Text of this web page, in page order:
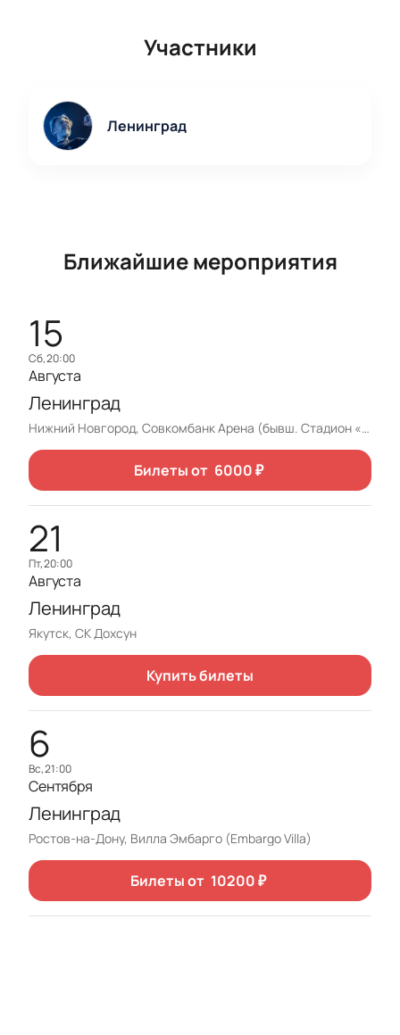
Участники
Ленинград
Ближайшие мероприятия
15
сб, 20:00
Августа
Ленинград
Нижний Новгород, Совкомбанк Арена (бывш. Стадион «Нижний Новгород»)
Билеты от 6000₽
21
пт, 20:00
Августа
Ленинград
Якутск, СК Дохсун
Купить билеты
6
вс, 21:00
Сентября
Ленинград
Ростов-на-Дону, Вилла Эмбарго (Embargo Villa)
Билеты от 10200₽